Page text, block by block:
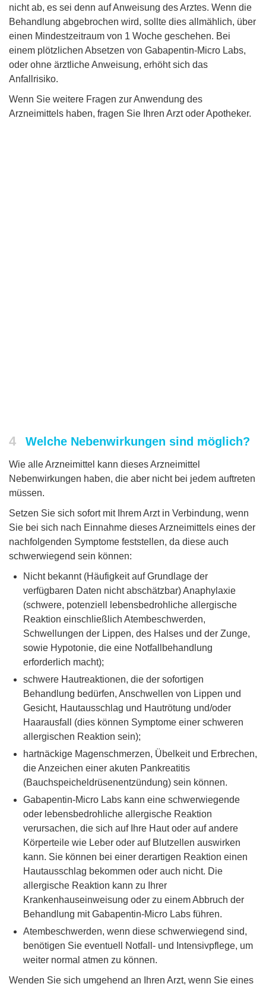
nicht ab, es sei denn auf Anweisung des Arztes. Wenn die
Behandlung abgebrochen wird, sollte dies allmählich, über
einen Mindestzeitraum von 1 Woche geschehen. Bei
einem plötzlichen Absetzen von Gabapentin-Micro Labs,
oder ohne ärztliche Anweisung, erhöht sich das
Anfallrisiko.
Wenn Sie weitere Fragen zur Anwendung des
Arzneimittels haben, fragen Sie Ihren Arzt oder Apotheker.
4 Welche Nebenwirkungen sind möglich?
Wie alle Arzneimittel kann dieses Arzneimittel
Nebenwirkungen haben, die aber nicht bei jedem auftreten
müssen.
Setzen Sie sich sofort mit Ihrem Arzt in Verbindung, wenn
Sie bei sich nach Einnahme dieses Arzneimittels eines der
nachfolgenden Symptome feststellen, da diese auch
schwerwiegend sein können:
Nicht bekannt (Häufigkeit auf Grundlage der
verfügbaren Daten nicht abschätzbar) Anaphylaxie
(schwere, potenziell lebensbedrohliche allergische
Reaktion einschließlich Atembeschwerden,
Schwellungen der Lippen, des Halses und der Zunge,
sowie Hypotonie, die eine Notfallbehandlung
erforderlich macht);
schwere Hautreaktionen, die der sofortigen
Behandlung bedürfen, Anschwellen von Lippen und
Gesicht, Hautausschlag und Hautrötung und/oder
Haarausfall (dies können Symptome einer schweren
allergischen Reaktion sein);
hartnäckige Magenschmerzen, Übelkeit und Erbrechen,
die Anzeichen einer akuten Pankreatitis
(Bauchspeicheldrüsenentzündung) sein können.
Gabapentin-Micro Labs kann eine schwerwiegende
oder lebensbedrohliche allergische Reaktion
verursachen, die sich auf Ihre Haut oder auf andere
Körperteile wie Leber oder auf Blutzellen auswirken
kann. Sie können bei einer derartigen Reaktion einen
Hautausschlag bekommen oder auch nicht. Die
allergische Reaktion kann zu Ihrer
Krankenhauseinweisung oder zu einem Abbruch der
Behandlung mit Gabapentin-Micro Labs führen.
Atembeschwerden, wenn diese schwerwiegend sind,
benötigen Sie eventuell Notfall- und Intensivpflege, um
weiter normal atmen zu können.
Wenden Sie sich umgehend an Ihren Arzt, wenn Sie eines